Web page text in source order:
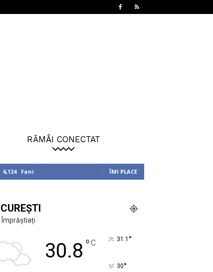
RĂMÂI CONECTAT
6,124 Fani ÎMI PLACE
Împrăștiați
30.8 °C 31.1 °
30°